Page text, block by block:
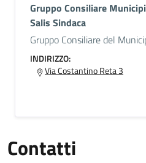
Gruppo Consiliare
Salis Sindaca
Gruppo Consiliare del
INDIRIZZO:
Via Costantino Reta 3
Contatti